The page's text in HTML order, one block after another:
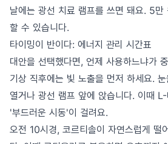
날에는 광선 치료 램프를 쓰면 돼요. 5만
할 수 있습니다.
타이밍이 반이다: 에너지 관리 시간표
대안을 선택했다면, 언제 사용하느냐가
기상 직후에는 빛 노출을 먼저 하세요.
열거나 광선 램프 앞에 앉습니다. 이때
'부드러운 시동'이 걸려요.
오전 10시경, 코르티솔이 자연스럽게 떨